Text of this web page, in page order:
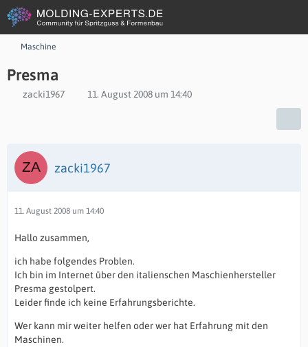
Maschine
Presma
zacki1967 11. August 2008 um 14:40
zacki1967
11. August 2008 um 14:40
Hallo zusammen,
ich habe folgendes Problen.
Ich bin im Internet über den italienschen Maschienhersteller
Presma gestolpert.
Leider finde ich keine Erfahrungsberichte.
Wer kann mir weiter helfen oder wer hat Erfahrung mit den
Maschinen.